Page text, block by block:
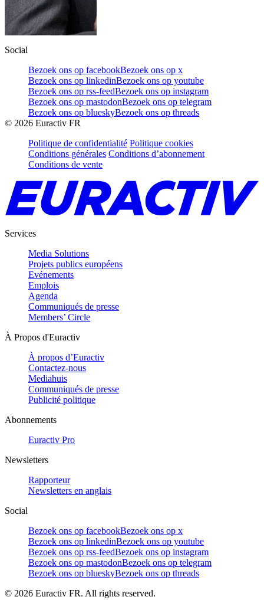
Social
Bezoek ons op facebookBezoek ons op x
Bezoek ons op linkedinBezoek ons op youtube
Bezoek ons op rss-feedBezoek ons op instagram
Bezoek ons op mastodonBezoek ons op telegram
Bezoek ons op blueskyBezoek ons op threads
© 2026 Euractiv FR
Politique de confidentialité Politique cookies
Conditions générales Conditions d’abonnement
Conditions de vente
Services
Media Solutions
Projets publics européens
Evénements
Emplois
Agenda
Communiqués de presse
Members’ Circle
À Propos d'Euractiv
À propos d’Euractiv
Contactez-nous
Mediahuis
Communiqués de presse
Publicité politique
Abonnements
Euractiv Pro
Newsletters
Rapporteur
Newsletters en anglais
Social
Bezoek ons op facebookBezoek ons op x
Bezoek ons op linkedinBezoek ons op youtube
Bezoek ons op rss-feedBezoek ons op instagram
Bezoek ons op mastodonBezoek ons op telegram
Bezoek ons op blueskyBezoek ons op threads
© 2026 Euractiv FR. All rights reserved.